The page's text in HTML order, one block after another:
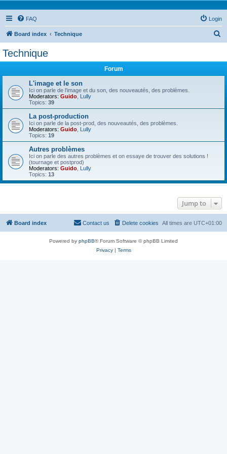
FAQ Login
Board index Technique
Technique
Forum
L'image et le son
Ici on parle de l'image et du son, des nouveautés, des problèmes.
Moderators: Guido Lully
Topics: 39
La post-production
Ici on parle de la post-prod, des nouveautés, des problèmes.
Moderators: Guido Lully
Topics: 19
Autres problèmes
Ici on parle des autres problèmes et on essaye de trouver des solutions !
(tournage et postprod)
Moderators: Guido Lully
Topics: 13
Jump to
Board index All times are UTC+01:00
Delete cookies
Contact us
Powered by phpBB® Forum Software © phpBB Limited
Privacy| Terms